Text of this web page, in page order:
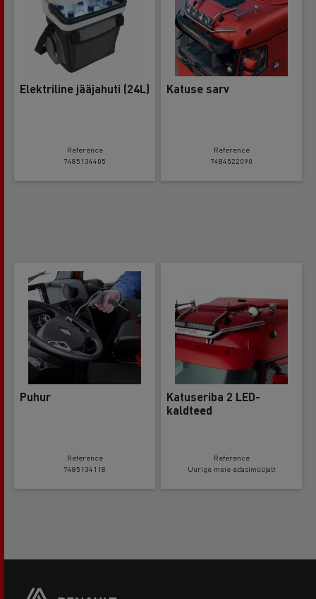
Elektriline jääjahuti (24L)
Reference
7485134405
Katuse sarv
Reference
7484522090
Puhur
Reference
7485134118
Katuseriba 2 LED-
kaldteed
Reference
Uurige meie edasimüüjalt